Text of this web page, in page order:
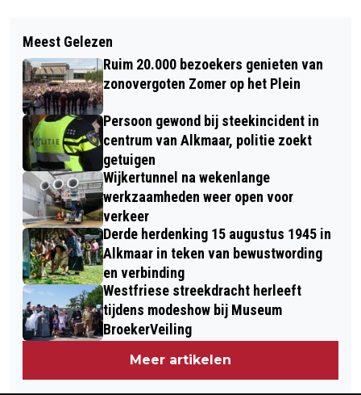
AUTO KNALT TEGEN ‘STOP’-LICHT OP
N247, BESTUURDER MEE NAAR
POLITIEBUREAU.
DOORTRAPPEN FIETS4DAAGSE
BRENGT FIETSERS VIER DAGEN OP
PAD IN ALKMAAR
Meest Gelezen
Ruim 20.000 bezoekers genieten van
zonovergoten Zomer op het Plein
Persoon gewond bij steekincident in
centrum van Alkmaar, politie zoekt
getuigen
Wijkertunnel na wekenlange
werkzaamheden weer open voor
verkeer
Derde herdenking 15 augustus 1945 in
Alkmaar in teken van bewustwording
en verbinding
Westfriese streekdracht herleeft
tijdens modeshow bij Museum
BroekerVeiling
Meer artikelen